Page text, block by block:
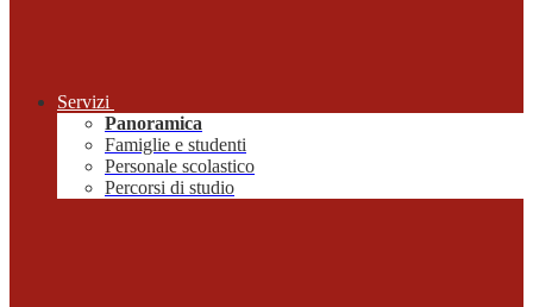
Servizi
Panoramica
Famiglie e studenti
Personale scolastico
Percorsi di studio